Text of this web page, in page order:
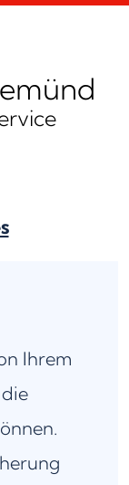
Ihrem